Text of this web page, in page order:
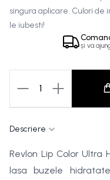
singura aplicare. Culori de
le iubesti!
și va
1
Descriere
Revlon Lip Color
lasa buzele